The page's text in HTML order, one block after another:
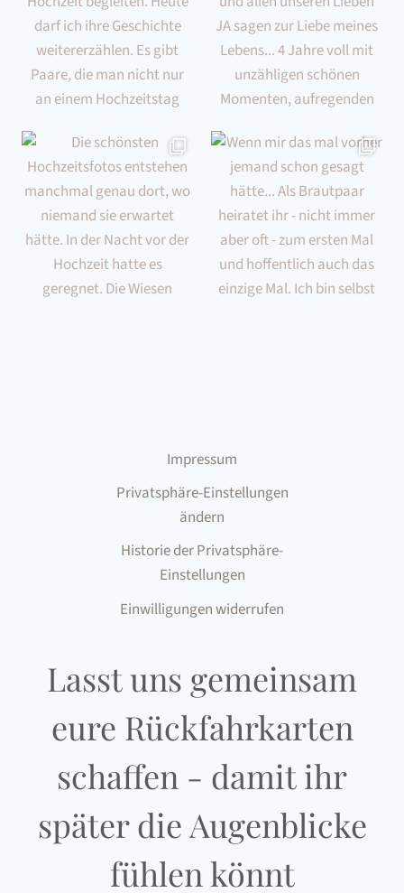
Impressum
Privatsphäre-Einstellungen
ändern
Historie der Privatsphäre-
Einstellungen
Einwilligungen widerrufen
Lasst uns gemeinsam
eure Rückfahrkarten
schaffen - damit ihr
später die Augenblicke
fühlen könnt